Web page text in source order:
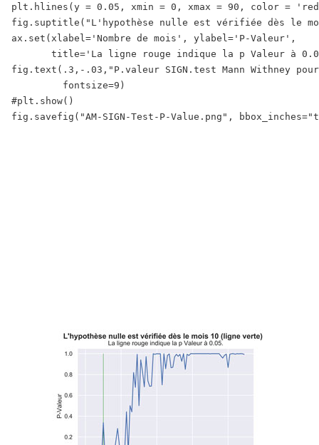
plt.hlines(y = 0.05, xmin = 0, xmax = 90, color =
fig.suptitle("L'hypothèse nulle est vérifiée dès le
ax.set(xlabel='Nombre de mois', ylabel='P-Valeur',
title='La ligne rouge indique la p Valeur à
fig.text(.3,-.03,"P.valeur SIGN.test Mann Withney
         fontsize=9)
#plt.show()
fig.savefig("AM-SIGN-Test-P-Value.png",